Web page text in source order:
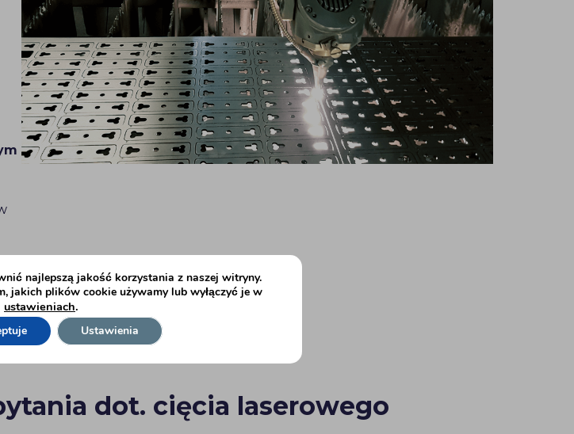
dot. cięcia laserowego
najlepszą jakość korzystania z naszej witryny.
jakich plików cookie używamy lub wyłączyć je w
ustawieniach.
Ustawienia